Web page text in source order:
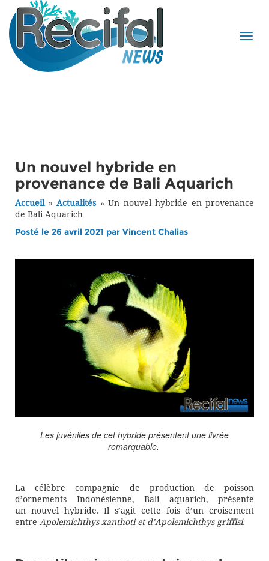
Un nouvel hybride en
provenance de Bali Aquarich
Accueil» Actualités» Un nouvel hybride en provenance
de Bali Aquarich
Posté le 26 avril 2021 par Vincent Chalias
Les juvéniles de cet hybride présentent une livrée
remarquable.
La célèbre compagnie de production de poisson
d’ornements Indonésienne, Bali aquarich, présente
un nouvel hybride.Il s’agit cette foisd’un croisement
entre Apolemichthys xanthoti et d’Apolemichthys griffisi.